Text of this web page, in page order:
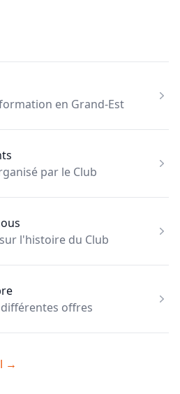
en Grand-Est
par le Club
l'histoire du Club
offres
→